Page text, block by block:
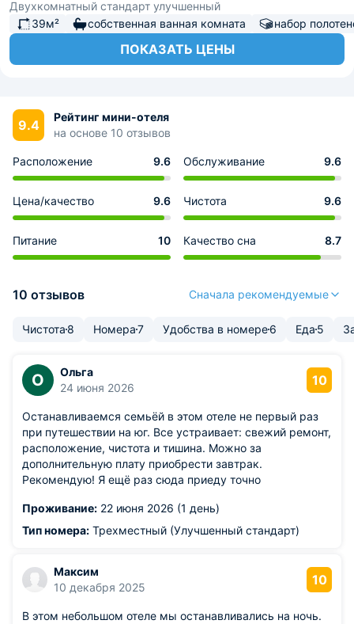
Двухкомнатный стандарт улучшенный
39м²
собственная ванная комната набор
ПОКАЗАТЬ ЦЕНЫ
9.4
Рейтинг мини-отеля
на основе 10 отзывов
Расположение 9.6 Обслуживание 9.6
Цена/качество 9.6 Чистота 9.6
Питание 10 Качество сна 8.7
10 отзывов Сначала рекомендуемые
Чистота 8 Номера7 Удобства в номере6 Еда 5
О
Ольга
24 июня 2026
10
Останавливаемся семьёй в этом отеле не первый раз
при путешествии на юг. Все устраивает: свежий ремонт,
расположение, чистота и тишина. Можно за
дополнительную плату приобрести завтрак.
Рекомендую! Я ещё раз сюда приеду точно
Проживание: 22 июня 2026 (1 день)
Тип номера: Трехместный (Улучшенный стандарт)
Максим
10 декабря 2025
10
В этом небольшом отеле мы останавливались на ночь.